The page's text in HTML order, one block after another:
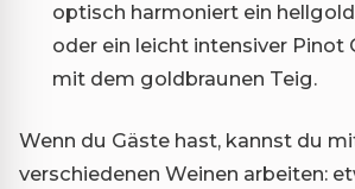
optisch harmoniert ein
oder ein leicht intensiver Pinot
mit dem goldbraunen Teig.
Wenn du Gäste hast, kannst du
verschiedenen Weinen arbeiten: